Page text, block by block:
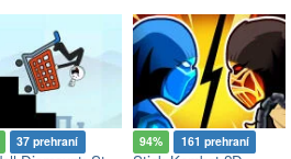
37 prehraní 94% 161 prehraní